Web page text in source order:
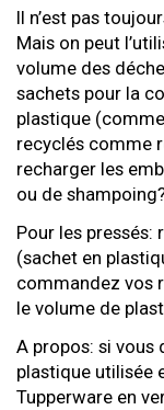
Il n’est pas
Mais on peut
volume des
sachets pour la
plastique
recyclés comme
recharger les
ou de
Pour les pressés:
(sachet en
commandez vos
le volume de
A propos: si vous
plastique utilisée
Tupperware en